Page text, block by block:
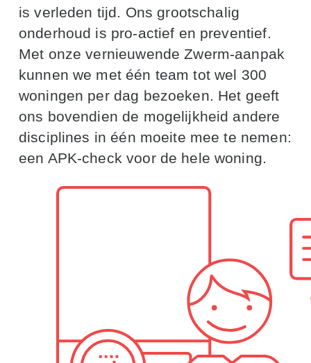
is verleden tijd. Ons grootschalig
onderhoud is pro-actief en preventief.
Met onze vernieuwende Zwerm-aanpak
kunnen we met één team tot wel 300
woningen per dag bezoeken. Het geeft
ons bovendien de mogelijkheid andere
disciplines in één moeite mee te nemen:
een APK-check voor de hele woning.